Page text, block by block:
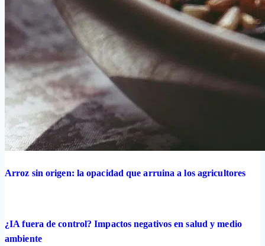
Arroz sin origen: la opacidad que arruina a los agricultores
¿IA fuera de control? Impactos negativos en salud y medio
ambiente